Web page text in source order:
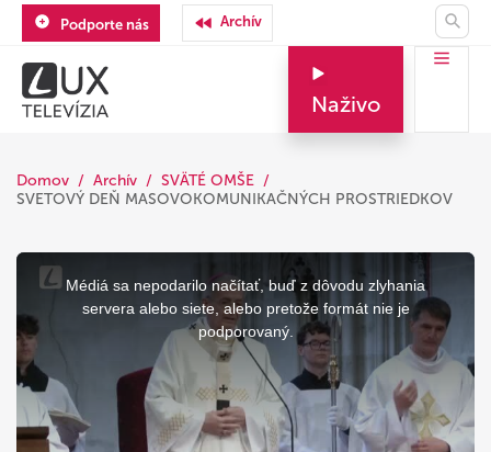
Podporte nás Archív
Naživo
Domov Archív
SVÄTÉ OMŠE
SVETOVÝ DEŇ MASOVOKOMUNIKAČNÝCH PROSTRIEDKOV
This
modal
Médiá sa nepodarilo načítať, buď z dôvodu zlyhania
servera alebo siete, alebo pretože formát nie je
podporovaný.